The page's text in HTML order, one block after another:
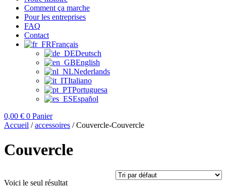
Comment ça marche
Pour les entreprises
FAQ
Contact
Français
Deutsch
English
Nederlands
Italiano
Portuguesa
Español
0,00 € 0 Panier
Accueil /accessoires / Couvercle-Couvercle
Couvercle
Voici le seul résultat